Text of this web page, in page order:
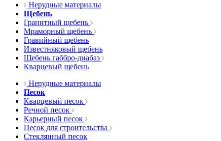
Нерудные материалы
Щебень
Гранитный щебень
Мраморный щебень
Гравийный щебень
Известняковый щебень
Щебень габбро-диабаз
Кварцевый щебень
Нерудные материалы
Песок
Кварцевый песок
Речной песок
Карьерный песок
Песок для строительства
Стеклянный песок